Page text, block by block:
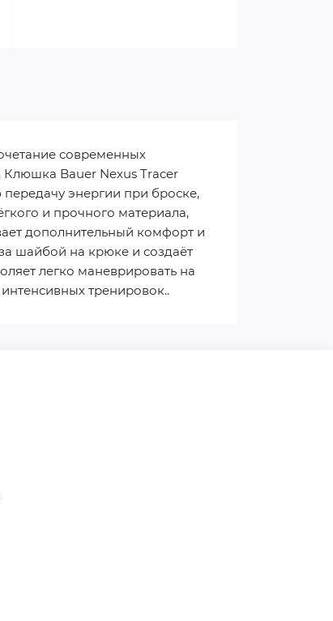
современных
Клюшка Bauer Nexus Tracer
энергии при броске,
и прочного материала,
дополнительный комфорт и
шайбой на крюке и создаёт
легко маневрировать на
тренировок..